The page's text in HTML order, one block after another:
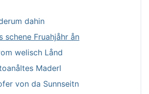
dahin
schene Fruahjåhr ån
welisch Lånd
Maderl
von da Sunnseitn